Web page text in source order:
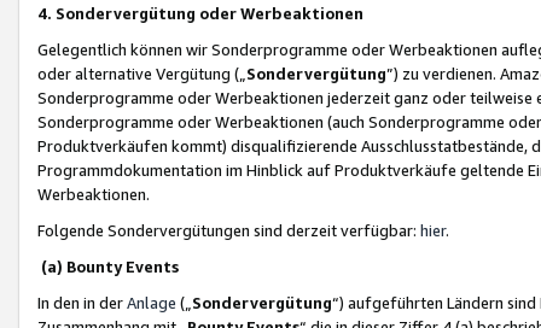
4. Sondervergütung oder Werbeaktionen
Gelegentlich können wir Sonderprogramme oder Werbeaktionen
oder alternative Vergütung („ Sondervergütung”) zu verdienen.
Sonderprogramme oder Werbeaktionen jederzeit ganz oder
Sonderprogramme oder Werbeaktionen (auch Sonderprogramme
Produktverkäufen kommt) disqualifizierende Ausschlusstatbestände,
Programmdokumentation im Hinblick auf Produktverkäufe geltende
Werbeaktionen.
Folgende Sondervergütungen sind derzeit verfügbar: hier.
(a) Bounty Events
In den in derAnlage („ Sondervergütung“) aufgeführten Ländern